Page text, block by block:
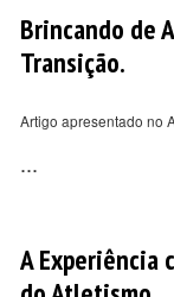
Brincando de
Transição.
Artigo apresentado no
...
A Experiência